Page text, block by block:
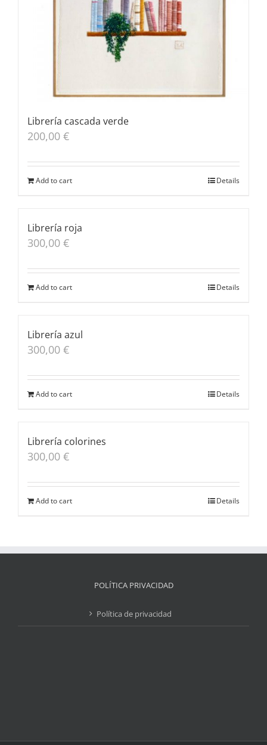
Librería cascada verde
200,00 €
Add to cart Details
Librería roja
300,00 €
Add to cart Details
Librería azul
300,00 €
Add to cart Details
Librería colorines
300,00 €
Add to cart Details
POLÍTICA PRIVACIDAD
Política de privacidad